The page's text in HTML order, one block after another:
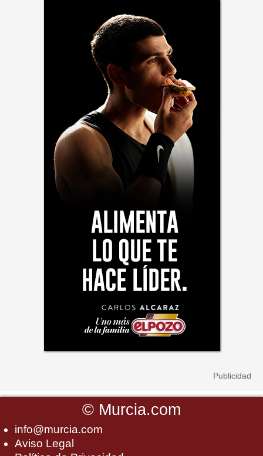
© Murcia.com
info@murcia.com
Aviso Legal